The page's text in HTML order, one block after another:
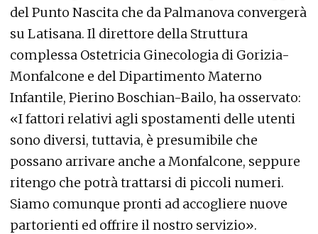
del Punto Nascita che da Palmanova convergerà
su Latisana. Il direttore della Struttura
complessa Ostetricia Ginecologia di Gorizia-
Monfalcone e del Dipartimento Materno
Infantile, Pierino Boschian-Bailo, ha osservato:
«I fattori relativi agli spostamenti delle utenti
sono diversi, tuttavia, è presumibile che
possano arrivare anche a Monfalcone, seppure
ritengo che potrà trattarsi di piccoli numeri.
Siamo comunque pronti ad accogliere nuove
partorienti ed offrire il nostro servizio».